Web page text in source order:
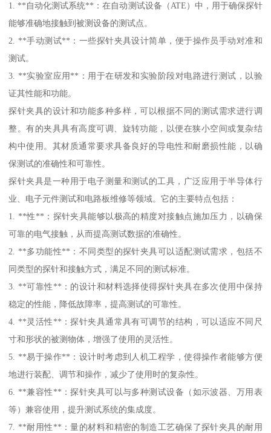
1. **自动化测试系统**：在自动测试设备（ATE）中，用于确保探针
能够准确地接触到被测设备的测试点。
2. **手动测试**：一些探针夹具设计简单，便于操作员手动对准和
测试。
3. **实验室应用**：用于在研发和实验阶段对电路进行测试，以验
证其性能和功能。
探针夹具的设计和功能多种多样，可以根据不同的测试需求进行调
整。有的夹具具有高度可调、旋转功能，以便在狭小空间或复杂结
构中使用。其材质通常要求具备良好的导电性和耐磨损性能，以确
保测试的准确性和可靠性。
探针夹具是一种用于电子测量和测试的工具，广泛应用于半导体行
业、电子元件测试和电路板维修等领域。它的主要特点包括：
1. **性**：探针夹具能够以极高的精度对接触点施加压力，以确保
可靠的电气接触，从而提高测试数据的准确性。
2. **多功能性**：不同类型的探针夹具可以适配测试需求，包括不
同类型的探针和接触方式，满足不同的测试标准。
3. **可靠性**：的设计和材料选择使得探针夹具在多次使用中保持
稳定的性能，降低故障率，提高测试的可靠性。
4. **灵活性**：探针夹具通常具有可调节的结构，可以适应不同尺
寸和形状的被测物体，增强了使用的灵活性。
5. **易于操作**：设计时考虑到人机工程学，使得操作者能够方便
地进行装配、调节和操作，减少了使用时的复杂性。
6. **兼容性**：探针夹具可以与多种测试设备（如示波器、万用表
等）兼容使用，提升测试系统的集成度。
7. **耐用性**：量的材料和精密的制造工艺确保了探针夹具的耐用